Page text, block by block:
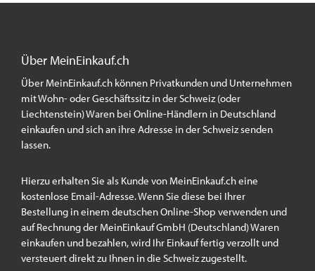
Über MeinEinkauf.ch
Über MeinEinkauf.ch können Privatkunden und Unternehmen
mit Wohn- oder Geschäftssitz in der Schweiz (oder
Liechtenstein) Waren bei Online-Händlern in Deutschland
einkaufen und sich an ihre Adresse in der Schweiz senden
lassen.
Hierzu erhalten Sie als Kunde von MeinEinkauf.ch eine
kostenlose Email-Adresse. Wenn Sie diese bei Ihrer
Bestellung in einem deutschen Online-Shop verwenden und
auf Rechnung der MeinEinkauf GmbH (Deutschland) Waren
einkaufen und bezahlen, wird Ihr Einkauf fertig verzollt und
versteuert direkt zu Ihnen in die Schweiz zugestellt.